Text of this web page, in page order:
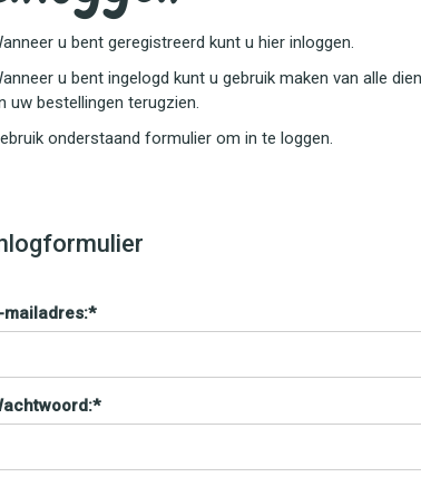
u bent geregistreerd kunt u hier inloggen.
u bent ingelogd kunt u gebruik maken van alle
uw bestellingen terugzien.
onderstaand formulier om in te loggen.
mailadres:*